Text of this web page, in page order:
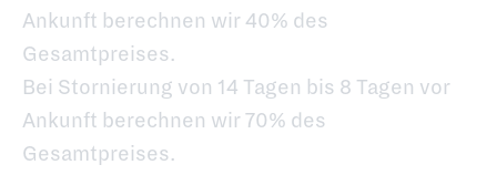
Ankunft berechnen wir 40% des
Gesamtpreises.
Bei Stornierung von 14 Tagen bis 8 Tagen vor
Ankunft berechnen wir 70% des
Gesamtpreises.